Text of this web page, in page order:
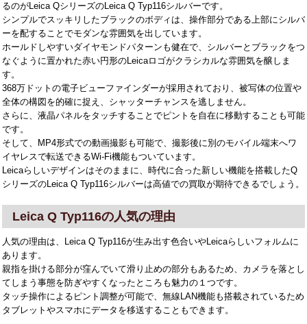
るのがLeica QシリーズのLeica Q Typ116シルバーです。
シンプルでスッキリしたブラックのボディは、操作部分である上部にシルバ
ーを配することでモダンな雰囲気を出しています。
ホールドしやすいダイヤモンドパターンも健在で、シルバーとブラックをつ
なぐように置かれた赤い円形のLeicaロゴがクラシカルな雰囲気を醸しま
す。
368万ドットの電子ビューファインダーが採用されており、被写体の位置や
全体の構図を的確に捉え、シャッターチャンスを逃しません。
さらに、液晶パネルをタッチすることでピントを自在に移動することも可能
です。
そして、MP4形式での動画撮影も可能で、撮影後に別のモバイル端末へワ
イヤレスで転送できるWi-Fi機能もついています。
Leicaらしいデザインはそのままに、時代に合った新しい機能を搭載したQ
シリーズのLeica Q Typ116シルバーは高値での買取が期待できるでしょう。
Leica Q Typ116の人気の理由
人気の理由は、Leica Q Typ116が生み出す色合いやLeicaらしいフォルムに
あります。
親指を掛ける部分が窪んでいて滑り止めの部分もあるため、カメラを落とし
てしまう事態を防ぎやすくなったところも魅力の１つです。
タッチ操作によるピント調整が可能で、無線LAN機能も搭載されているため
タブレットやスマホにデータを移送することもできます。